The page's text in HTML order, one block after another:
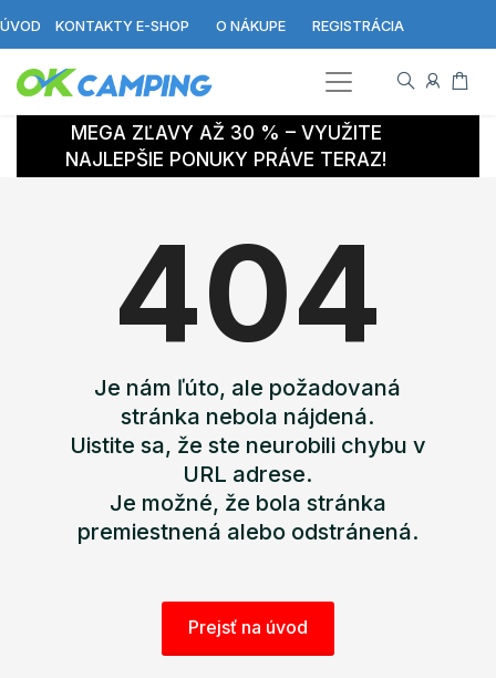
ÚVOD KONTAKTY E-SHOP O NÁKUPE REGISTRÁCIA
MEGA ZĽAVY AŽ 30 % – VYUŽITE
NAJLEPŠIE PONUKY PRÁVE TERAZ!
404
Je nám ľúto, ale požadovaná
stránka nebola nájdená.
Uistite sa, že ste neurobili chybu v
URL adrese.
Je možné, že bola stránka
premiestnená alebo odstránená.
Prejsť na úvod